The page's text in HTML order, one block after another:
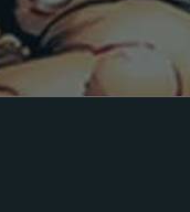
yêu thương gia